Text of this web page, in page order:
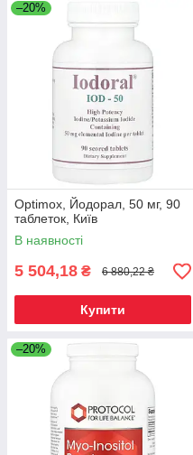
–20%
Optimox, Йодорал, 50 мг, 90
таблеток, Київ
В наявності
5 504,18 ₴ 6 880,22 ₴
Купити
–20%